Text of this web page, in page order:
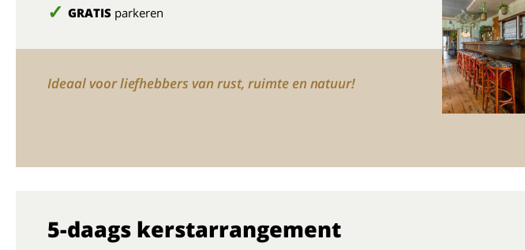
GRATIS parkeren
Ideaal voor liefhebbers van rust, ruimte en natuur!
5-daags kerstarrangement